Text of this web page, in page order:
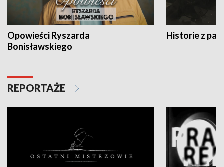
Opowieści Ryszarda
Bonisławskiego
Historie z
REPORTAŻE